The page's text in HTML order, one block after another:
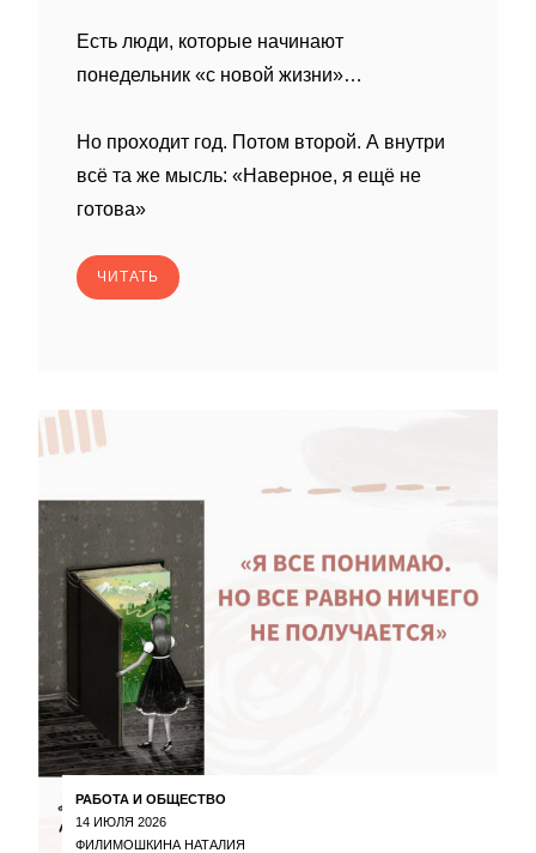
Есть люди, которые начинают
понедельник «с новой жизни»…
Но проходит год. Потом второй. А внутри
всё та же мысль: «Наверное, я ещё не
готова»
ЧИТАТЬ
РАБОТА И ОБЩЕСТВО
14 ИЮЛЯ 2026
ФИЛИМОШКИНА НАТАЛИЯ